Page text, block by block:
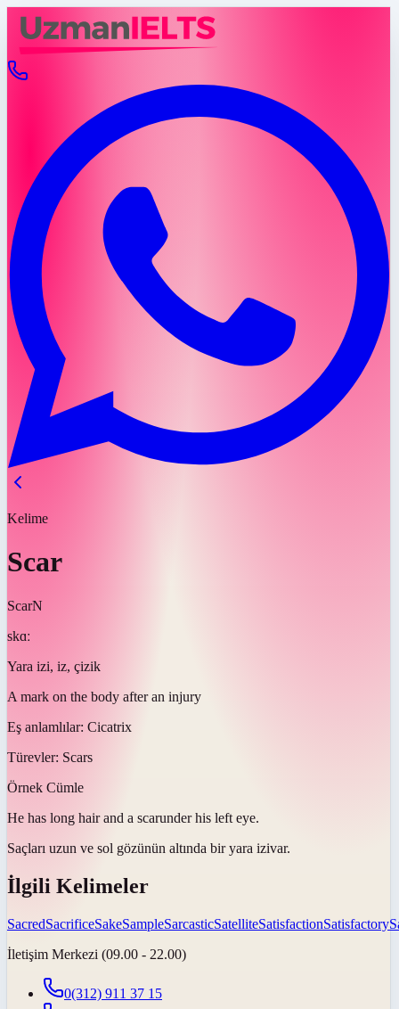
Kelime
Scar
ScarN
skɑː
Yara izi, iz, çizik
A mark on the body after an injury
Eş anlamlılar: Cicatrix
Türevler: Scars
Örnek Cümle
He has long hair and a scarunder his left eye.
Saçları uzun ve sol gözünün altında bir yara izivar.
İlgili Kelimeler
SacredSacrificeSakeSampleSarcasticSatelliteSatisfactionSatisfactory
İletişim Merkezi (09.00 - 22.00)
0(312) 911 37 15